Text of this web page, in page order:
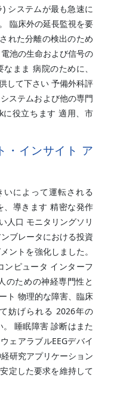
システムが最も急速に
臨床外の延長監視を要
れた分離の検出のため
池の生命および信号の
まま 病院のために、
して下さい 予備外科評
ステムおよび他の専門
役立ちます 適用、市
・インサイト ア
いによって運転される
、導きます 精密な発作
人口 モニタリングソリ
ブレータにおける投資
ントを強化しました。
ンピュータ インターフ
のための神経専門性と
ト 物理的な障害、臨床
妨げられる 2026年の
睡眠障害 診断はまた
ェアラブルEEGデバイ
研究アプリケーション
定した要求を維持して